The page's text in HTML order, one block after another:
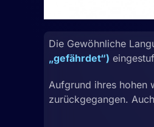
Die Gewöhnliche
„gefährdet“)
Aufgrund ihres hohen
zurückgegangen.